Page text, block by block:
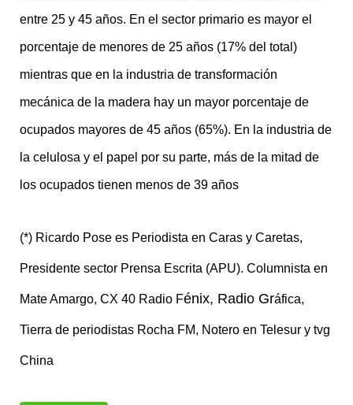
entre 25 y 45 años. En el sector primario es mayor el
porcentaje de menores de 25 años (17% del total)
mientras que en la industria de transformación
mecánica de la madera hay un mayor porcentaje de
ocupados mayores de 45 años (65%). En la industria de
la celulosa y el papel por su parte, más de la mitad de
los ocupados tienen menos de 39 años
(*) Ricardo Pose es Periodista en Caras y Caretas,
Presidente sector Prensa Escrita (APU). Columnista en
Mate Amargo, CX 40 Radio Fénix, Radio Gráfica,
Tierra de periodistas Rocha FM, Notero en Telesur y tvg
China